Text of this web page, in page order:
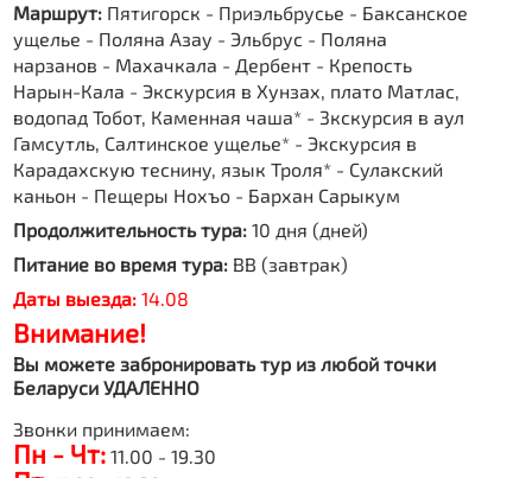
Маршрут: Пятигорск - Приэльбрусье - Баксанское
ущелье - Поляна Азау - Эльбрус - Поляна
нарзанов - Махачкала - Дербент - Крепость
Нарын-Кала - Экскурсия в Хунзах, плато Матлас,
водопад Тобот, Каменная чаша* - 3кскурсия в аул
Гамсутль, Салтинское ущелье* - Экскурсия в
Карадахскую теснину, язык Троля* - Сулакский
каньон - Пещеры Нохъо - Бархан Сарыкум
Продолжительность тура:10 дня (дней)
Питание во время тура: BB (завтрак)
Даты выезда:14.08
Внимание!
Вы можете забронировать тур из любой точки
Беларуси УДАЛЕННО
Звонки принимаем:
Пн - Чт: 11.00 - 19.30